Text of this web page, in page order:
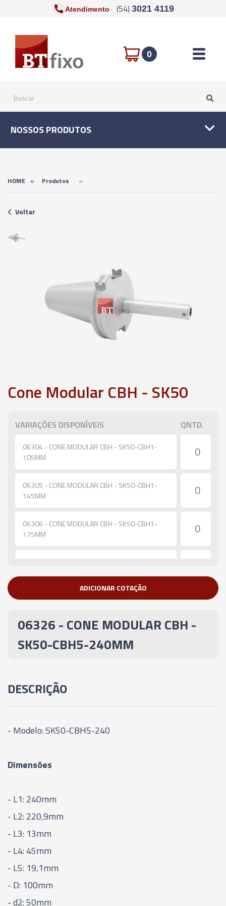
Atendimento (54) 3021 4119
0 Toggle
NOSSOS PRODUTOS
HOME » Produtos »
Voltar
Cone Modular CBH - SK50
VARIAÇÕES DISPONÍVEIS QNTD.
06304 - CONE MODULAR CBH - SK50-CBH1-
105MM
06305 - CONE MODULAR CBH - SK50-CBH1-
145MM
06306 - CONE MODULAR CBH - SK50-CBH1-
175MM
06308 - CONE MODULAR CBH - SK50-CBH2-
06309 - CONE MODULAR CBH - SK50-CBH2-
145MM
175MM
205MM
125MM
155MM
06314 - CONE MODULAR CBH - SK50-CBH3-
06315 - CONE MODULAR CBH - SK50-CBH3-
215MM
ADICIONAR COTAÇÃO
06326 - CONE MODULAR CBH -
SK50-CBH5-240MM
DESCRIÇÃO
- Modelo: SK50-CBH5-240
Dimensões
- L1: 240mm
- L2: 220,9mm
- L3: 13mm
- L4: 45mm
- L5: 19,1mm
- D: 100mm
- d2: 50mm